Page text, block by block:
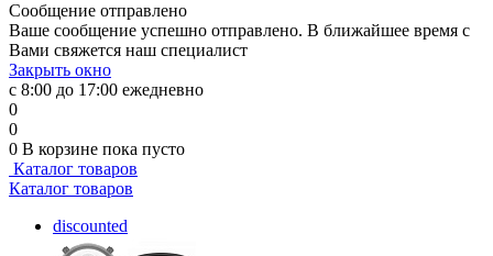
Сообщение отправлено
Ваше сообщение успешно отправлено. В ближайшее время с
Вами свяжется наш специалист
Закрыть окно
с 8:00 до 17:00 ежедневно
0
0
0 В корзине пока пусто
Каталог товаров
Каталог товаров
discounted